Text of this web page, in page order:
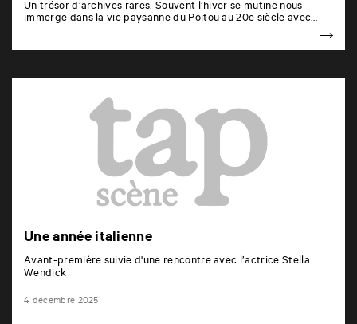
Un trésor d’archives rares. Souvent l’hiver se mutine nous
immerge dans la vie paysanne du Poitou au 20e siècle avec…
Une année italienne
Avant-première suivie d'une rencontre avec l’actrice Stella
Wendick
4 décembre 2025